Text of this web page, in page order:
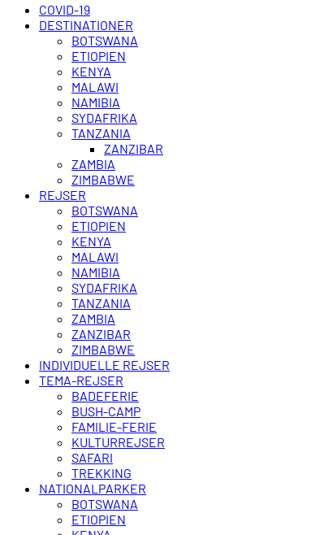
COVID-19
DESTINATIONER
BOTSWANA
ETIOPIEN
KENYA
MALAWI
NAMIBIA
SYDAFRIKA
TANZANIA
ZANZIBAR
ZAMBIA
ZIMBABWE
REJSER
BOTSWANA
ETIOPIEN
KENYA
MALAWI
NAMIBIA
SYDAFRIKA
TANZANIA
ZAMBIA
ZANZIBAR
ZIMBABWE
INDIVIDUELLE REJSER
TEMA-REJSER
BADEFERIE
BUSH-CAMP
FAMILIE-FERIE
KULTURREJSER
SAFARI
TREKKING
NATIONALPARKER
BOTSWANA
ETIOPIEN